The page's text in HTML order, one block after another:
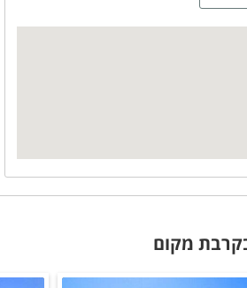
מקום